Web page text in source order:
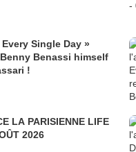
Single Day »
Benassi himself
!
LA PARISIENNE LIFE
2026